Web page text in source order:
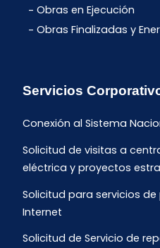
Obras en Ejecución
Obras Finalizadas y
Servicios
Conexión al Sistema
Solicitud de visitas a
eléctrica y proyectos
Solicitud para servicios
Internet
Solicitud de Servicio de